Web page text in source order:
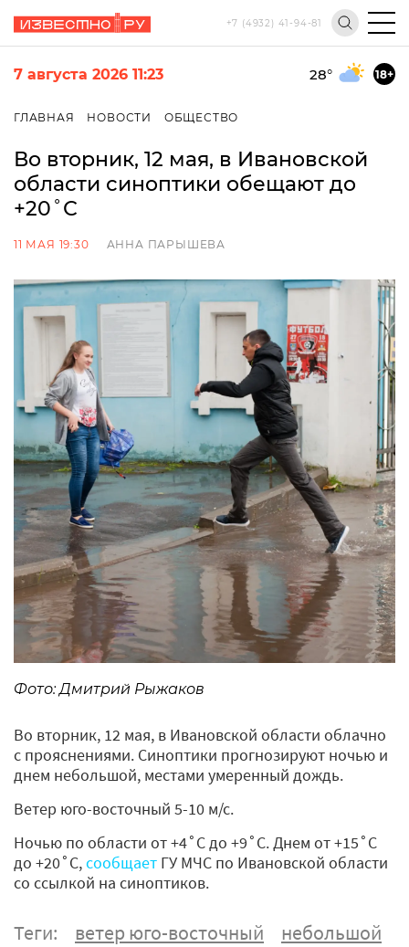
+7 (4932) 41-94-81
7 августа 2026 11:23 28° 18+
ГЛАВНАЯ НОВОСТИ ОБЩЕСТВО
Во вторник, 12 мая, в Ивановской
области синоптики обещают до
+20˚С
11 МАЯ 19:30 АННА ПАРЫШЕВА
Фото: Дмитрий Рыжаков
Во вторник, 12 мая, в Ивановской области облачно
с прояснениями. Синоптики прогнозируют ночью и
днем небольшой, местами умеренный дождь.
Ветер юго-восточный 5-10 м/с.
Ночью по области от +4˚С до +9˚С. Днем от +15˚С
до +20˚С,сообщает ГУ МЧС по Ивановской области
со ссылкой на синоптиков.
Теги: ветер юго-восточный
небольшой